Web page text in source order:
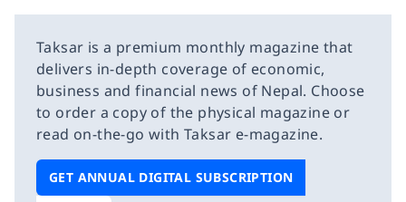
Taksar is a premium monthly magazine that
delivers in-depth coverage of economic,
business and financial news of Nepal. Choose
to order a copy of the physical magazine or
read on-the-go with Taksar e-magazine.
GET ANNUAL DIGITAL SUBSCRIPTION